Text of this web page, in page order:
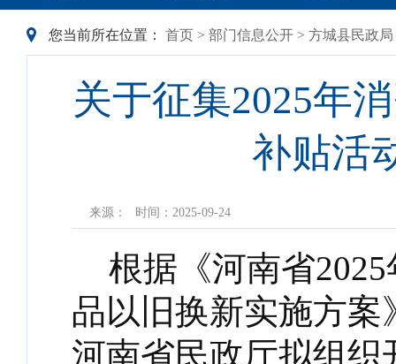
您当前所在位置： 首页 > 部门信息公开 > 方城县民政局
关于征集2025年
补贴活
来源： 时间：2025-09-24
根据《河南省
品以旧换新实施方案
河南省民政厅拟组